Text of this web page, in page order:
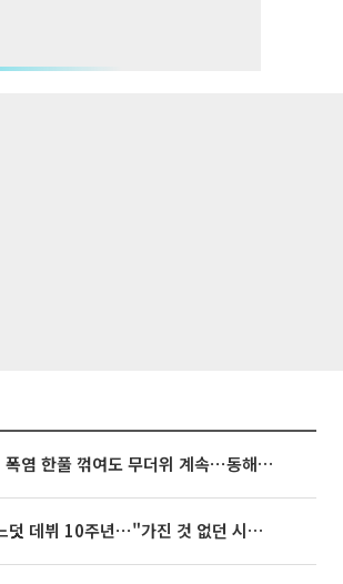
[내일 날씨] 폭염 한풀 꺾여도 무더위 계속⋯동해안 이틀 연속 비
임영웅, 어느덧 데뷔 10주년⋯"가진 것 없던 시절, 내 앞엔 20명의 팬뿐"